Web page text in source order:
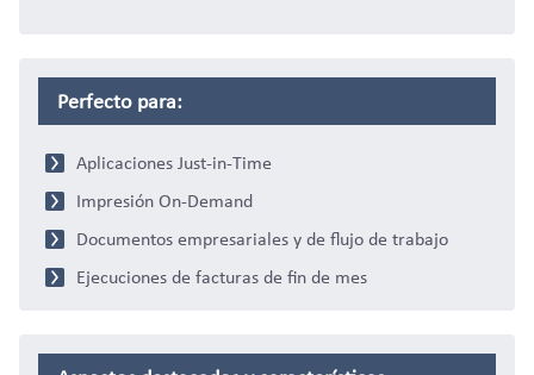
minorista &
Perfecto para:
Aplicaciones Just-in-Time
Impresión On-Demand
Documentos empresariales y de flujo de trabajo
Ejecuciones de facturas de fin de mes